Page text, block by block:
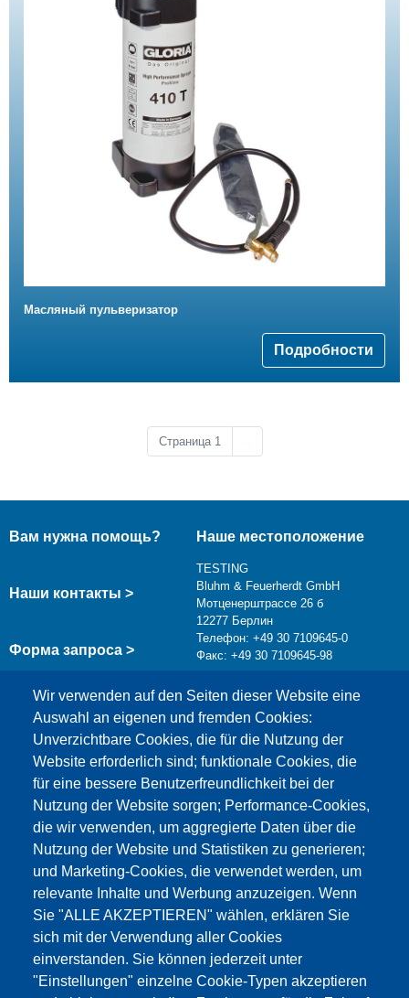
Масляный пульверизатор
Подробности
Страница 1
Wir verwenden auf den Seiten dieser Website eine
Auswahl an eigenen und fremden Cookies:
Unverzichtbare Cookies, die für die Nutzung der
Website erforderlich sind; funktionale Cookies, die
für eine bessere Benutzerfreundlichkeit bei der
Nutzung der Website sorgen; Performance-Cookies,
die wir verwenden, um aggregierte Daten über die
Nutzung der Website und Statistiken zu generieren;
und Marketing-Cookies, die verwendet werden, um
relevante Inhalte und Werbung anzuzeigen. Wenn
Sie "ALLE AKZEPTIEREN" wählen, erklären Sie
sich mit der Verwendung aller Cookies
einverstanden. Sie können jederzeit unter
"Einstellungen" einzelne Cookie-Typen akzeptieren
Вам нужна помощь?
Наши контакты >
Форма запроса >
Наше местоположение
TESTING
Bluhm & Feuerherdt GmbH
Мотценерштрассе 26 б
12277 Берлин
Телефон: +49 30 7109645-0
Факс: +49 30 7109645-98
info@testing.de
Этот материал заблокирован, потому что
файлы cookie Google Maps не были приняты.
НЕОБХОДИМО ПРИНЯТЬ ТОЛЬКО
ФАЙЛЫ COOKIE GOOGLE MAPS.
Alle Cookies akzeptieren